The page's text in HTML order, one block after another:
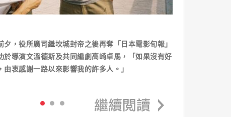
，役所廣司繼坎城封帝之後再奪「日本電影旬報」
導演文溫德斯及共同編劇高崎卓馬，「如果沒有好
衷感謝一路以來影響我的許多人。」